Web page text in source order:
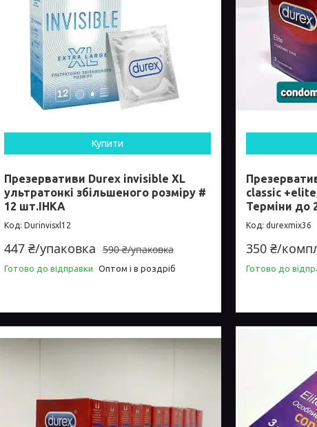
Купити
Презервативи Durex invisible XL
ультратонкі збільшеного розміру #
12 шт.ІНКА
Durinvisxl12
590 ₴/упаковка
447 ₴/упаковка
Готово до відправки Оптом і в роздріб
classic
Терміни до
durexmix36
350 ₴/
Готово до